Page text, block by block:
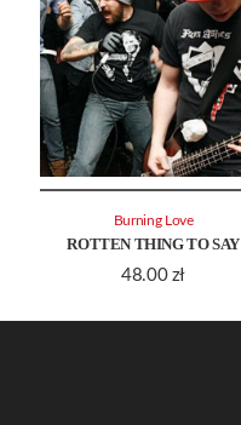
ROTTEN THING TO SAY
48.00 zł
Burning Love